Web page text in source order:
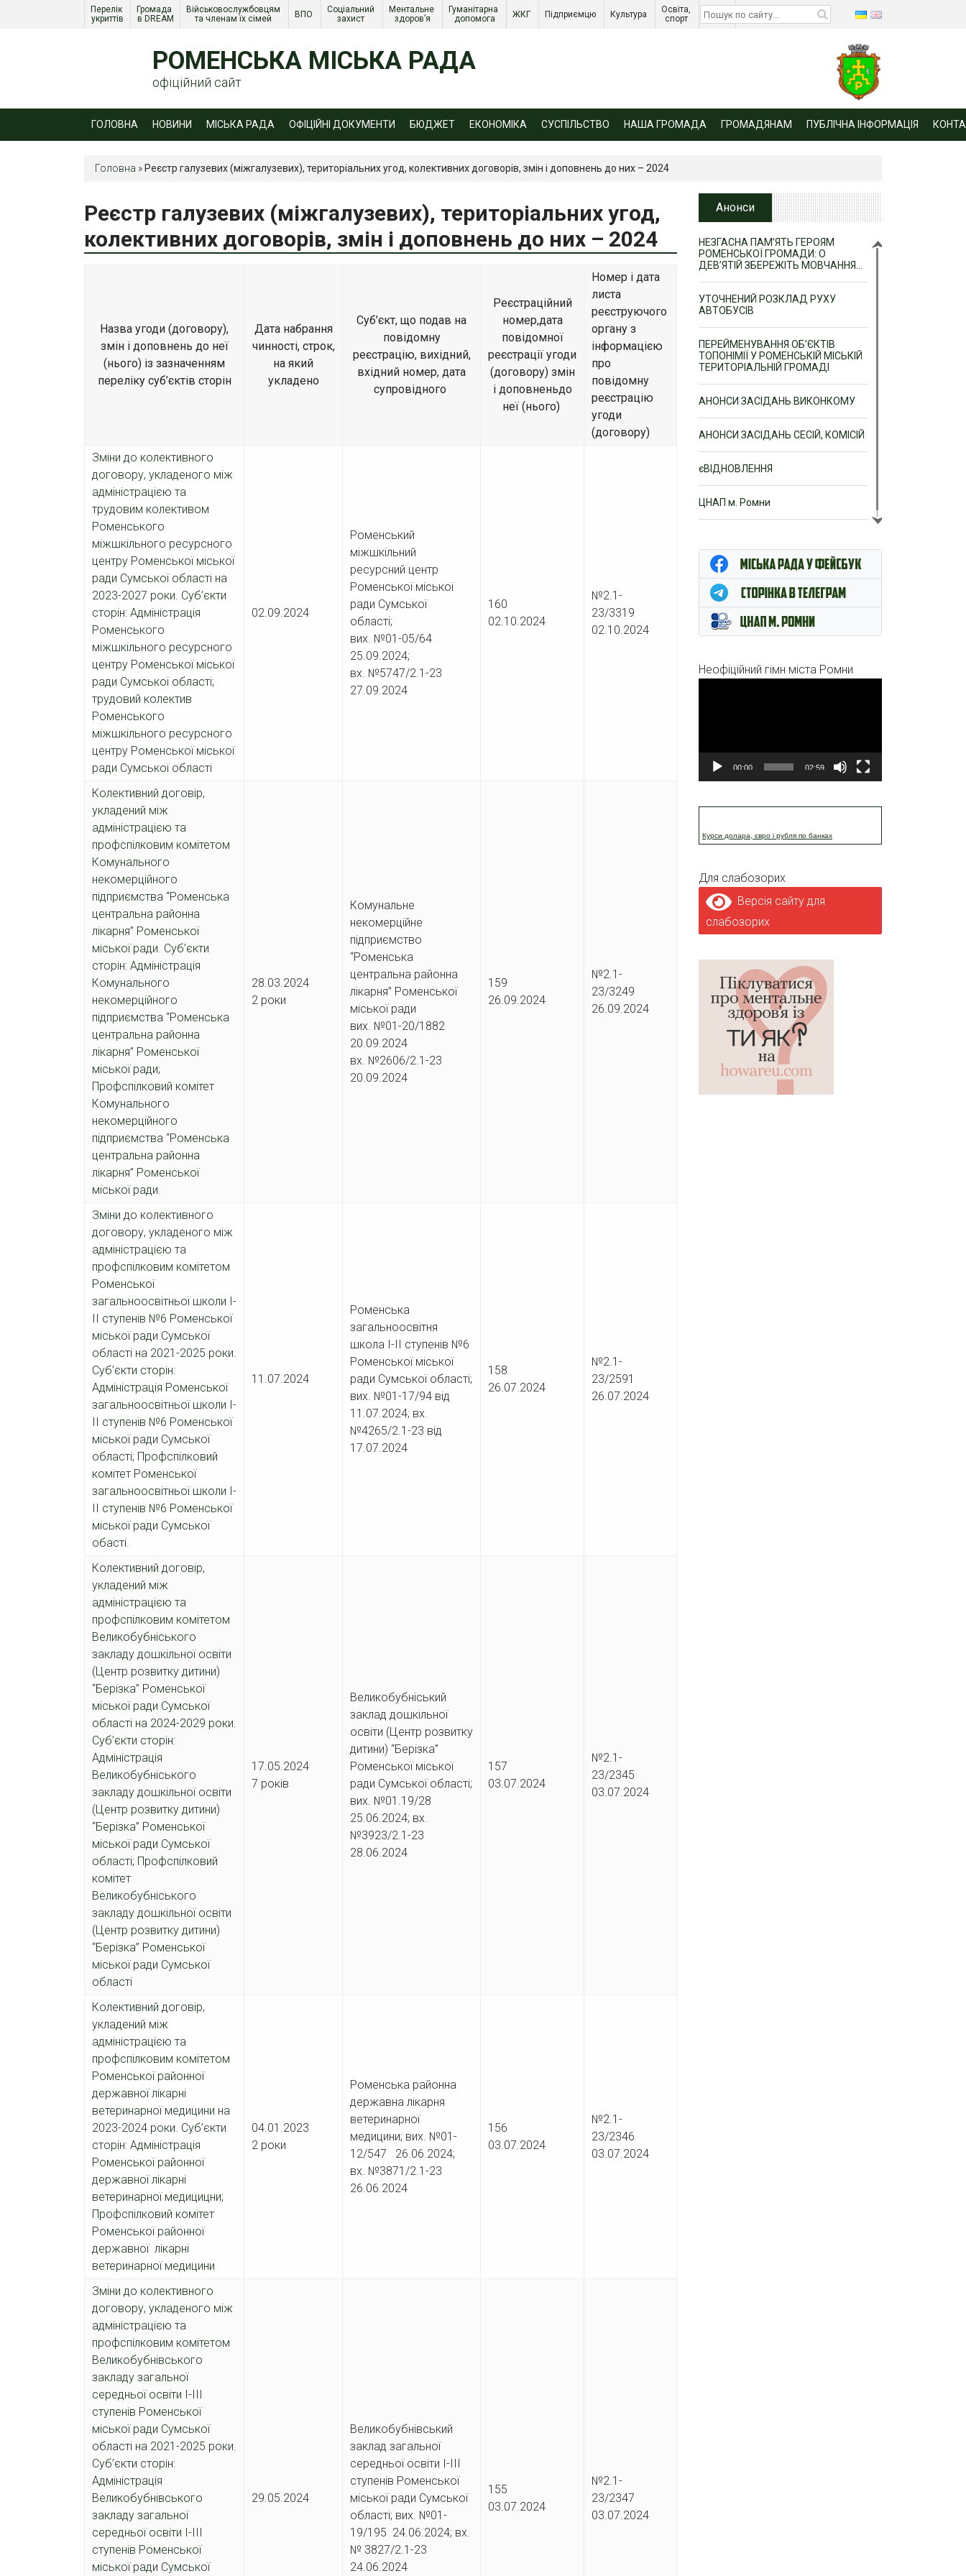
Перелік
укриттів
Громада
в DREAM
Військовослужбовцям
та членам їх сімей
ВПО
Соціальний
захист
Ментальне
здоров’я
Гуманітарна
допомога
ЖКГ Підприємцю Культура
Освіта,
спорт
Діти
війни
РОМЕНСЬКА МІСЬКА РАДА
офіційний сайт
ГОЛОВНА НОВИНИ МІСЬКА РАДА ОФІЦІЙНІ ДОКУМЕНТИ БЮДЖЕТ ЕКОНОМІКА СУСПІЛЬСТВО НАША ГРОМАДА ГРОМАДЯНАМ ПУБЛІЧНА ІНФОРМАЦІЯ
Головна » Реєстр галузевих (міжгалузевих), територіальних угод, колективних договорів, змін і доповнень до них – 2024
Реєстр галузевих (міжгалузевих), територіальних угод,
колективних договорів, змін і доповнень до них – 2024
Назва угоди (договору),
змін і доповнень до неї
(нього) із зазначенням
переліку суб’єктів сторін
Дата набрання
чинності, строк,
на який
укладено
Суб’єкт, що подав на
повідомну
реєстрацію, вихідний,
вхідний номер, дата
супровідного
Реєстраційний
номер,дата
повідомної
реєстрації угоди
(договору) змін
і доповненьдо
неї (нього)
Номер і дата
листа
реєструючого
органу з
інформацією
про
повідомну
реєстрацію
угоди
(договору)
Зміни до колективного
договору, укладеного між
адміністрацією та
трудовим колективом
Роменського
міжшкільного ресурсного
центру Роменської міської
ради Сумської області на
2023-2027 роки. Суб’єкти
сторін: Адміністрація
Роменського
міжшкільного ресурсного
центру Роменської міської
ради Сумської області;
трудовий колектив
Роменського
міжшкільного ресурсного
центру Роменської міської
ради Сумської області
02.09.2024
Роменський
міжшкільний
ресурсний центр
Роменської міської
ради Сумської
області;
вих. №01-05/64
25.09.2024;
вх. №5747/2.1-23
27.09.2024
160
02.10.2024
№2.1-
23/3319
02.10.2024
Колективний договір,
укладений між
адміністрацією та
профспілковим комітетом
Комунального
некомерційного
підприємства “Роменська
центральна районна
лікарня” Роменської
міської ради. Суб’єкти
сторін: Адміністрація
Комунального
некомерційного
підприємства “Роменська
центральна районна
лікарня” Роменської
міської ради;
Профспілковий комітет
Комунального
некомерційного
підприємства “Роменська
центральна районна
лікарня” Роменської
міської ради.
28.03.2024
2 роки
Комунальне
некомерційне
підприємство
“Роменська
центральна районна
лікарня” Роменської
міської ради
вих. №01-20/1882
20.09.2024
вх. №2606/2.1-23
20.09.2024
159
26.09.2024
№2.1-
23/3249
26.09.2024
Зміни до колективного
договору, укладеного між
адміністрацією та
профспілковим комітетом
Роменської
загальноосвітньої школи І-
ІІ ступенів №6 Роменської
міської ради Сумської
області на 2021-2025 роки.
Суб’єкти сторін:
Адміністрація Роменської
загальноосвітньої школи І-
ІІ ступенів №6 Роменської
міської ради Сумської
області; Профспілковий
комітет Роменської
загальноосвітньої школи І-
ІІ ступенів №6 Роменської
міської ради Сумської
обасті.
11.07.2024
Роменська
загальноосвітня
школа І-ІІ ступенів №6
Роменської міської
ради Сумської області;
вих. №01-17/94 від
11.07.2024; вх.
№4265/2.1-23 від
17.07.2024
158
26.07.2024
№2.1-
23/2591
26.07.2024
Колективний договір,
укладений між
адміністрацією та
профспілковим комітетом
Великобубніського
закладу дошкільної освіти
(Центр розвитку дитини)
“Берізка” Роменської
міської ради Сумської
області на 2024-2029 роки.
Суб’єкти сторін:
Адміністрація
Великобубніського
закладу дошкільної освіти
(Центр розвитку дитини)
“Берізка” Роменської
міської ради Сумської
області; Профспілковий
комітет
Великобубніського
закладу дошкільної освіти
(Центр розвитку дитини)
“Берізка” Роменської
міської ради Сумської
області
17.05.2024
7 років
Великобубніський
заклад дошкільної
освіти (Центр розвитку
дитини) “Берізка”
Роменської міської
ради Сумської області;
вих. №01.19/28
25.06.2024; вх.
№3923/2.1-23
28.06.2024
157
03.07.2024
№2.1-
23/2345
03.07.2024
Колективний договір,
укладений між
адміністрацією та
профспілковим комітетом
Роменської районної
державної лікарні
ветеринарної медицини на
2023-2024 роки. Суб’єкти
сторін: Адміністрація
Роменської районної
державної лікарні
ветеринарної медицицни;
Профспілковий комітет
Роменської районної
державної лікарні
ветеринарної медицини
04.01.2023
2 роки
Роменська районна
державна лікарня
ветеринарної
медицини; вих. №01-
12/547 26.06.2024;
вх. №3871/2.1-23
26.06.2024
156
03.07.2024
№2.1-
23/2346
03.07.2024
Зміни до колективного
договору, укладеного між
адміністрацією та
профспілковим комітетом
Великобубнівського
закладу загальної
середньої освіти І-ІІІ
ступенів Роменської
міської ради Сумської
області на 2021-2025 роки.
Суб’єкти сторін:
Адміністрація
Великобубнівського
закладу загальної
середньої освіти І-ІІІ
ступенів Роменської
міської ради Сумської
29.05.2024
Великобубнівський
заклад загальної
середньої освіти І-ІІІ
ступенів Роменської
міської ради Сумської
області; вих. №01-
19/195 24.06.2024; вх.
№ 3827/2.1-23
24.06.2024
155
03.07.2024
№2.1-
23/2347
03.07.2024
Анонси
НЕЗГАСНА ПАМ’ЯТЬ ГЕРОЯМ
РОМЕНСЬКОЇ ГРОМАДИ: О
ДЕВ’ЯТІЙ ЗБЕРЕЖІТЬ МОВЧАННЯ…
УТОЧНЕНИЙ РОЗКЛАД РУХУ
АВТОБУСІВ
ПЕРЕЙМЕНУВАННЯ ОБ’ЄКТІВ
ТОПОНІМІЇ У РОМЕНСЬКІЙ МІСЬКІЙ
ТЕРИТОРІАЛЬНІЙ ГРОМАДІ
АНОНСИ ЗАСІДАНЬ ВИКОНКОМУ
АНОНСИ ЗАСІДАНЬ СЕСІЙ, КОМІСІЙ
єВІДНОВЛЕННЯ
ЦНАП м. Ромни
Неофіційний гімн міста Ромни
00:00 02:59
Курси долара, євро і рубля по банках
Для слабозорих
Версія сайту для
слабозорих